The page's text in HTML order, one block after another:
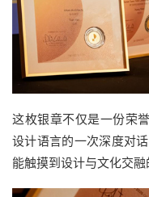
这枚银章不仅是一份荣
设计语言的一次深度对
能触摸到设计与文化交融